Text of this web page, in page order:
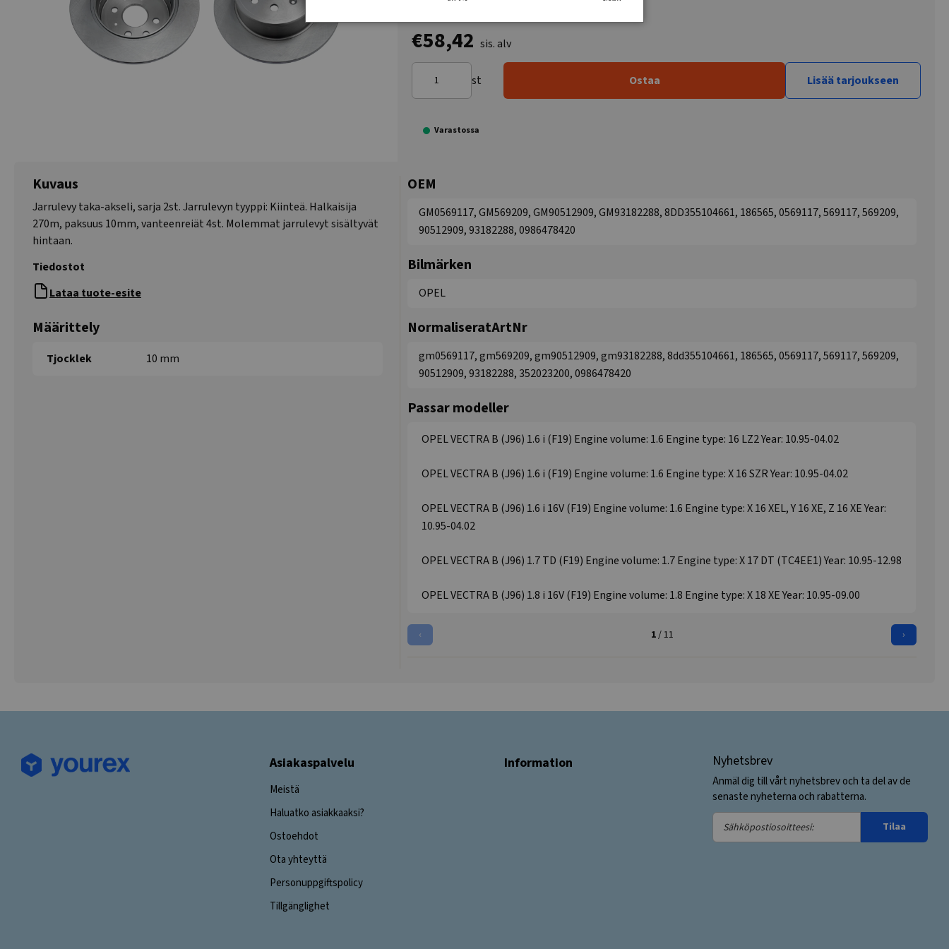
€58,42 sis. alv
st Ostaa Lisää tarjoukseen
Varastossa
Kuvaus
Jarrulevy taka-akseli, sarja 2st. Jarrulevyn tyyppi: Kiinteä. Halkaisija
270m, paksuus 10mm, vanteenreiät 4st. Molemmat jarrulevyt sisältyvät
hintaan.
Tiedostot
Lataa tuote-esite
Määrittely
Tjocklek 10 mm
OEM
GM0569117, GM569209, GM90512909, GM93182288, 8DD355104661, 186565, 0569117, 569117, 569209,
90512909, 93182288, 0986478420
Bilmärken
OPEL
NormaliseratArtNr
gm0569117, gm569209, gm90512909, gm93182288, 8dd355104661, 186565, 0569117, 569117, 569209,
90512909, 93182288, 352023200, 0986478420
Passar modeller
OPEL VECTRA B (J96) 1.6 i (F19) Engine volume: 1.6 Engine type: 16 LZ2 Year: 10.95-04.02
OPEL VECTRA B (J96) 1.6 i (F19) Engine volume: 1.6 Engine type: X 16 SZR Year: 10.95-04.02
OPEL VECTRA B (J96) 1.6 i 16V (F19) Engine volume: 1.6 Engine type: X 16 XEL, Y 16 XE, Z 16 XE Year:
10.95-04.02
OPEL VECTRA B (J96) 1.7 TD (F19) Engine volume: 1.7 Engine type: X 17 DT (TC4EE1) Year: 10.95-12.98
OPEL VECTRA B (J96) 1.8 i 16V (F19) Engine volume: 1.8 Engine type: X 18 XE Year: 10.95-09.00
‹ 1/ 11 ›
Asiakaspalvelu
Meistä
Haluatko asiakkaaksi?
Ostoehdot
Ota yhteyttä
Personuppgiftspolicy
Tillgänglighet
Information Nyhetsbrev
Anmäl dig till vårt nyhetsbrev och ta del av de
senaste nyheterna och rabatterna.
Sähköpostiosoitteesi:
Tilaa